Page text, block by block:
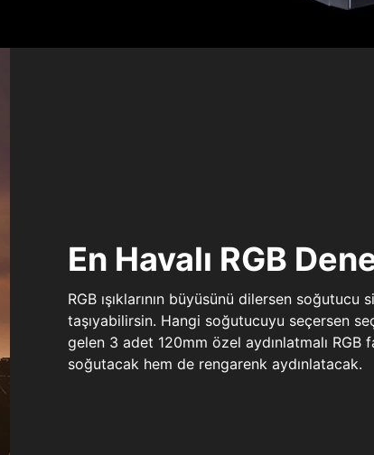
En Havalı RGB
RGB ışıklarının büyüsünü dilersen soğutucu
taşıyabilirsin. Hangi soğutucuyu seçersen
gelen 3 adet 120mm özel aydınlatmalı RGB
soğutacak hem de rengarenk aydınlatacak.